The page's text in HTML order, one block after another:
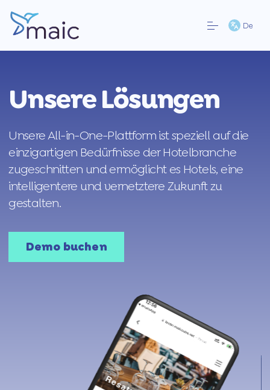
De
Unsere Lösungen
Unsere All-in-One-Plattform ist speziell auf die
einzigartigen Bedürfnisse der Hotelbranche
zugeschnitten und ermöglicht es Hotels, eine
intelligentere und vernetztere Zukunft zu
gestalten.
Demo buchen